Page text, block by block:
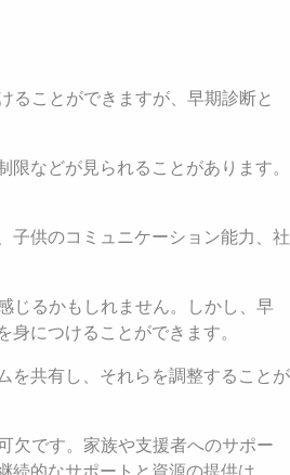
ることができますが、早期診断と
などが見られることがあります。
子供のコミュニケーション能力、社
じるかもしれません。しかし、早
につけることができます。
を共有し、それらを調整することが
欠です。家族や支援者へのサポー
的なサポートと資源の提供は、